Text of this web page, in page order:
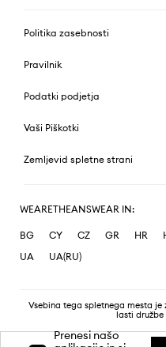
Politika zasebnosti
Pravilnik
Podatki podjetja
Vaši Piškotki
Zemljevid spletne strani
WEARETHEANSWEAR IN:
BG CY CZ GR HR
UA
UA(RU)
Vsebina tega spletnega mesta
lasti družbe
Prenesi našo